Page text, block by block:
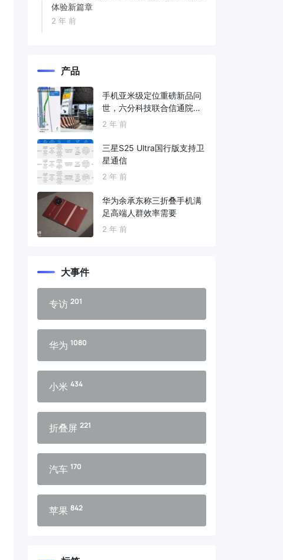
体验新篇章
2 年 前
产品
手机亚米级定位重磅新品问
世，六分科技联合信通院发
布免费服务
2 年 前
三星S25 Ultra国行版支持卫
星通信
2 年 前
华为余承东称三折叠手机满
足高端人群效率需要
2 年 前
大事件
专访 201
华为 1080
小米 434
折叠屏 221
汽车 170
苹果 842